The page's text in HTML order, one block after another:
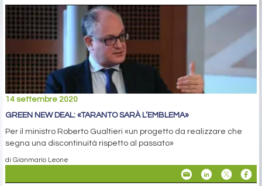
14 settembre 2020
GREEN NEW DEAL: «TARANTO SARÀ L’EMBLEMA»
Per il ministro Roberto Gualtieri «un progetto da realizzare che
segna una discontinuità rispetto al passato»
di Gianmario Leone